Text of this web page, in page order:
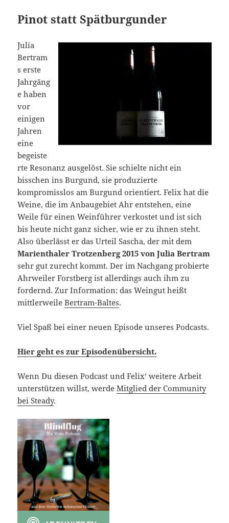
Pinot statt Spätburgunder
Julia
Bertram
s erste
Jahrgäng
e haben
vor
einigen
Jahren
eine
begeiste
rte Resonanz ausgelöst. Sie schielte nicht ein
bisschen ins Burgund, sie produzierte
kompromisslos am Burgund orientiert. Felix hat die
Weine, die im Anbaugebiet Ahr entstehen, eine
Weile für einen Weinführer verkostet und ist sich
bis heute nicht ganz sicher, wie er zu ihnen steht.
Also überlässt er das Urteil Sascha, der mit dem
Marienthaler Trotzenberg 2015 von Julia Bertram
sehr gut zurecht kommt. Der im Nachgang probierte
Ahrweiler Forstberg ist allerdings auch ihm zu
fordernd. Zur Information: das Weingut heißt
mittlerweileBertram-Baltes.
Viel Spaß bei einer neuen Episode unseres Podcasts.
Hier geht es zur Episodenübersicht.
Wenn Du diesen Podcast und Felix‘ weitere Arbeit
unterstützen willst, werdeMitglied der Community
bei Steady.